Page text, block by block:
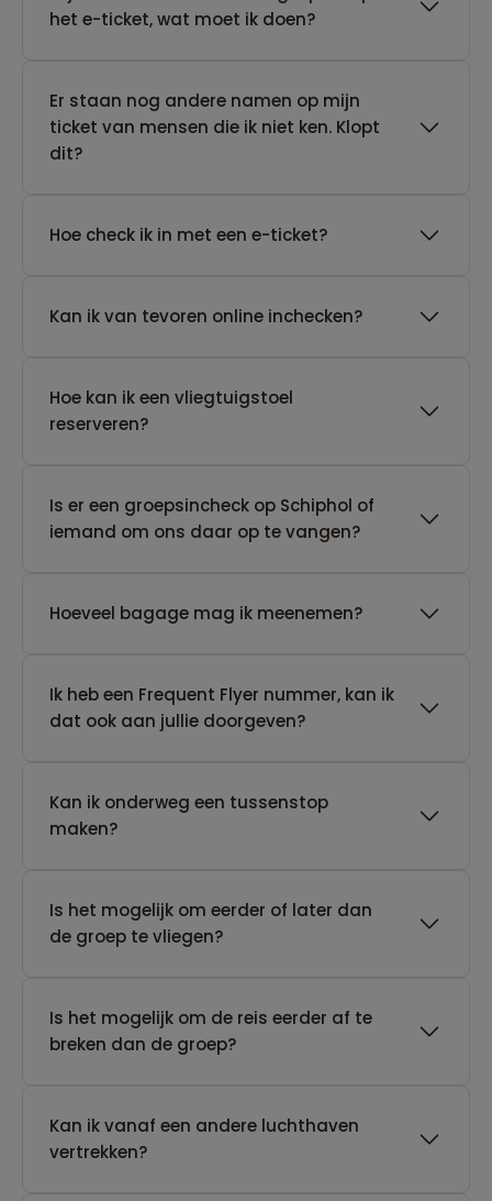
het e-ticket, wat moet ik doen?
Er staan nog andere namen op mijn
ticket van mensen die ik niet ken. Klopt
dit?
Hoe check ik in met een e-ticket?
Kan ik van tevoren online inchecken?
Hoe kan ik een vliegtuigstoel
reserveren?
Is er een groepsincheck op Schiphol of
iemand om ons daar op te vangen?
Hoeveel bagage mag ik meenemen?
Ik heb een Frequent Flyer nummer, kan ik
dat ook aan jullie doorgeven?
Kan ik onderweg een tussenstop
maken?
Is het mogelijk om eerder of later dan
de groep te vliegen?
Is het mogelijk om de reis eerder af te
breken dan de groep?
Kan ik vanaf een andere luchthaven
vertrekken?